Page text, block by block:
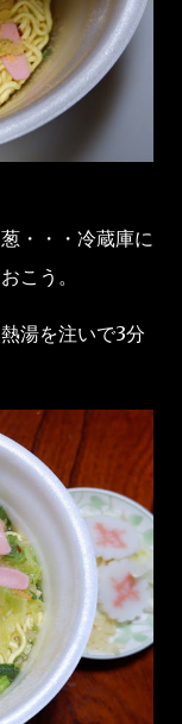
・・・冷蔵庫に
こう。
湯を注いで3分